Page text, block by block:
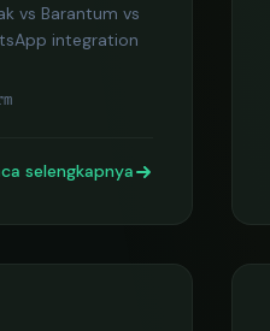
vs Barantum vs
integration
selengkapnya